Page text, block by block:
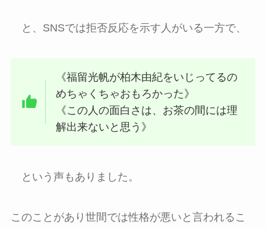
と、SNSでは拒否反応を示す人がいる一方で、
《福留光帆が柏木由紀をいじってるの
めちゃくちゃおもろかった》
《この人の面白さは、お茶の間には理
解出来ないと思う》
という声もありました。
このことがあり世間では性格が悪いと言われるこ